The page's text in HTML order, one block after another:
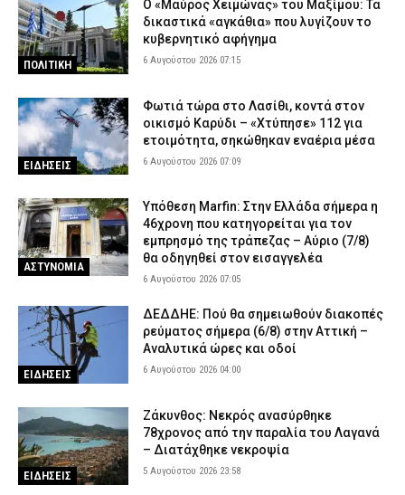
ΕΙΔΗΣΕΙΣ 5 Αυγούστου 2026 18:30
Γλυφάδα: ΙΧ παρέσυρε και σκότωσε 76χρονη στη Λεωφόρο
Βουλιαγμένης – Συνελήφθη η οδηγός
Κέρκυρα: Χειροπέδες σε δύο ανήλικους που έκλεβαν ρούχα από
καταστήματα
ΑΣΤΥΝΟΜΙΑ 5 Αυγούστου 2026 18:06
άδειες;»
ΣΩΜΑΤΑ ΑΣΦΑΛΕΙΑΣ 5 Αυγούστου 2026 17:53
Οινόη – Χαλκίδα: Διακοπή σιδηροδρομικής γραμμής λόγω
φωτιάς – Τι ανακοίνωσε η Hellenic Train
ΕΙΔΗΣΕΙΣ
ΠΟΛΙΤΙΚΗ
Ο «Μαύρος Χειμώνας» του Μαξίμου: Τα
δικαστικά «αγκάθια» που λυγίζουν το
κυβερνητικό αφήγημα
6 Αυγούστου 2026 07:15
ΕΙΔΗΣΕΙΣ
Φωτιά τώρα στο Λασίθι, κοντά στον
οικισμό Καρύδι – «Χτύπησε» 112 για
ετοιμότητα, σηκώθηκαν εναέρια μέσα
6 Αυγούστου 2026 07:09
ΑΣΤΥΝΟΜΙΑ
Υπόθεση Marfin: Στην Ελλάδα σήμερα η
46χρονη που κατηγορείται για τον
εμπρησμό της τράπεζας – Αύριο (7/8)
θα οδηγηθεί στον εισαγγελέα
6 Αυγούστου 2026 07:05
ΕΙΔΗΣΕΙΣ
ΔΕΔΔΗΕ: Πού θα σημειωθούν διακοπές
ρεύματος σήμερα (6/8) στην Αττική –
Αναλυτικά ώρες και οδοί
6 Αυγούστου 2026 04:00
ΕΙΔΗΣΕΙΣ
Ζάκυνθος: Νεκρός ανασύρθηκε
78χρονος από την παραλία του Λαγανά
– Διατάχθηκε νεκροψία
5 Αυγούστου 2026 23:58